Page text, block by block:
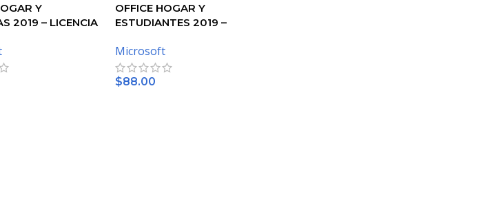
Y
2019 – LICENCIA
OFFICE HOGAR Y
ESTUDIANTES 2019 –
Microsoft
$88.00